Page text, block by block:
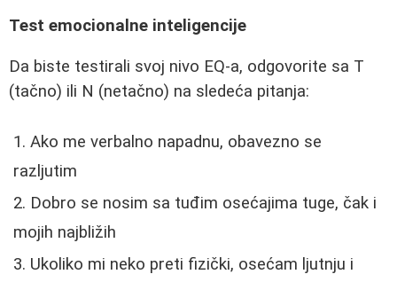
Test emocionalne inteligencije
Da biste testirali svoj nivo EQ-a, odgovorite sa T
(tačno) ili N (netačno) na sledeća pitanja:
Ako me verbalno napadnu, obavezno se
razljutim
Dobro se nosim sa tuđim osećajima tuge, čak i
mojih najbližih
Ukoliko mi neko preti fizički, osećam ljutnju i